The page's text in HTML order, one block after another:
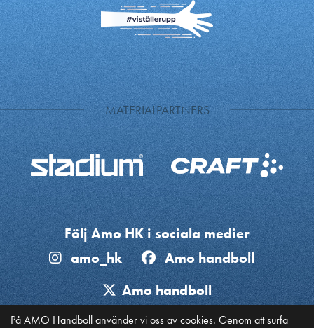
MATERIALPARTNERS
Följ Amo HK i sociala medier
amo_hk
Amo handboll
Amo handboll
På AMO Handboll använder vi oss av cookies. Genom att surfa